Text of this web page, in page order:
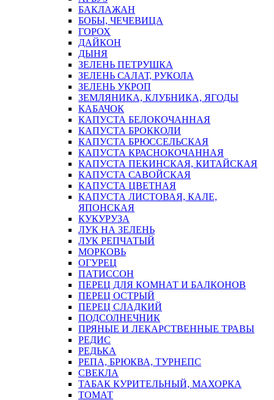
БАКЛАЖАН
БОБЫ, ЧЕЧЕВИЦА
ГОРОХ
ДАЙКОН
ДЫНЯ
ЗЕЛЕНЬ ПЕТРУШКА
ЗЕЛЕНЬ САЛАТ, РУКОЛА
ЗЕЛЕНЬ УКРОП
ЗЕМЛЯНИКА, КЛУБНИКА, ЯГОДЫ
КАБАЧОК
КАПУСТА БЕЛОКОЧАННАЯ
КАПУСТА БРОККОЛИ
КАПУСТА БРЮССЕЛЬСКАЯ
КАПУСТА КРАСНОКОЧАННАЯ
КАПУСТА ПЕКИНСКАЯ, КИТАЙСКАЯ
КАПУСТА САВОЙСКАЯ
КАПУСТА ЦВЕТНАЯ
КАПУСТА ЛИСТОВАЯ, КАЛЕ,
ЯПОНСКАЯ
КУКУРУЗА
ЛУК НА ЗЕЛЕНЬ
ЛУК РЕПЧАТЫЙ
МОРКОВЬ
ОГУРЕЦ
ПАТИССОН
ПЕРЕЦ ДЛЯ КОМНАТ И БАЛКОНОВ
ПЕРЕЦ ОСТРЫЙ
ПЕРЕЦ СЛАДКИЙ
ПОДСОЛНЕЧНИК
ПРЯНЫЕ И ЛЕКАРСТВЕННЫЕ ТРАВЫ
РЕДИС
РЕДЬКА
РЕПА, БРЮКВА, ТУРНЕПС
СВЕКЛА
ТАБАК КУРИТЕЛЬНЫЙ, МАХОРКА
ТОМАТ